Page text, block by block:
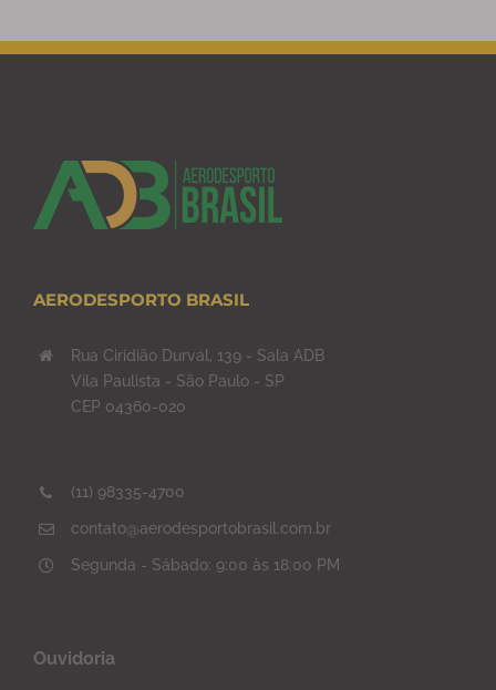
AERODESPORTO BRASIL
Rua Ciridião Durval, 139 - Sala ADB
Vila Paulista - São Paulo - SP
CEP 04360-020
(11) 98335-4700
contato@aerodesportobrasil.com.br
Segunda - Sábado: 9:00 às 18:00 PM
Ouvidoria